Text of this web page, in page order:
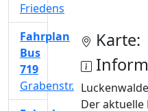
Karte:
Luckenwalde
Der aktuelle
Friedens
Fahrplan
Bus
719
Grabenstr.